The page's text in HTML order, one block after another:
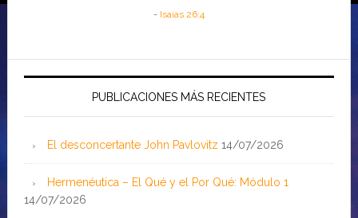
- Isaías 26:4
PUBLICACIONES MÁS RECIENTES
El desconcertante John Pavlovitz 14/07/2026
Hermenéutica – El Qué y el Por Qué: Módulo 1
14/07/2026